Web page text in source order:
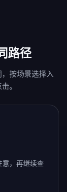
路径
按场景选择入
。
，再继续查